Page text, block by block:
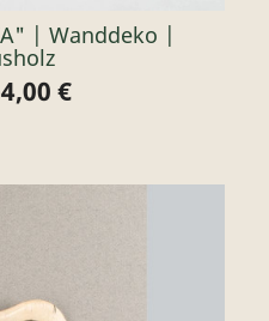
| Wanddeko |
€